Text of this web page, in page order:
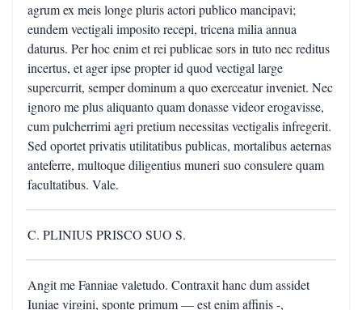
agrum ex meis longe pluris actori publico mancipavi;
eundem vectigali imposito recepi, tricena milia annua
daturus. Per hoc enim et rei publicae sors in tuto nec reditus
incertus, et ager ipse propter id quod vectigal large
supercurrit, semper dominum a quo exerceatur inveniet. Nec
ignoro me plus aliquanto quam donasse videor erogavisse,
cum pulcherrimi agri pretium necessitas vectigalis infregerit.
Sed oportet privatis utilitatibus publicas, mortalibus aeternas
anteferre, multoque diligentius muneri suo consulere quam
facultatibus. Vale.
C. PLINIUS PRISCO SUO S.
Angit me Fanniae valetudo. Contraxit hanc dum assidet
Iuniae virgini, sponte primum — est enim affinis -,